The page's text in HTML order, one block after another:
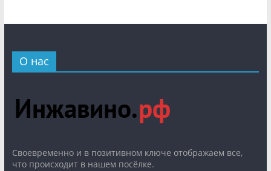
О нас
Cвоевременно и в позитивном ключе отображаем все,
что происходит в нашем посёлке.